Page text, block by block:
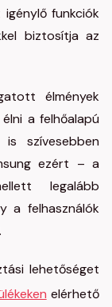
funkciók
biztosítja az
élmények
a felhőalapú
szívesebben
ezért – a
legalább
a felhasználók
lehetőséget
elérhető